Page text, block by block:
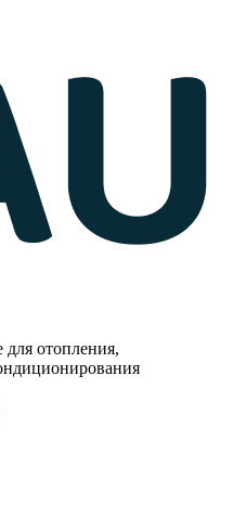
отопления,